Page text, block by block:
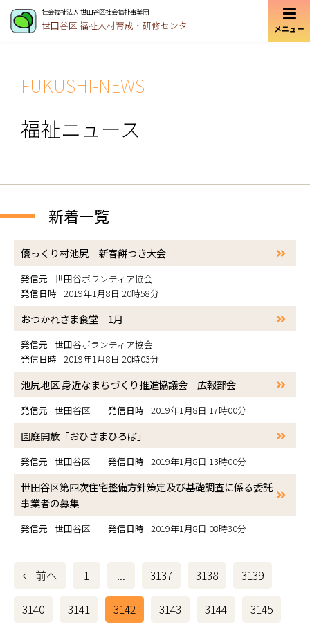
社会福祉法人 世田谷区社会福祉事業団
世田谷区 福祉人材育成・研修センター
FUKUSHI-NEWS
福祉ニュース
新着一覧
優っくり村池尻 新春餅つき大会
発信元 世田谷ボランティア協会
発信日時 2019年1月8日 20時58分
おつかれさま食堂 1月
発信元 世田谷ボランティア協会
発信日時 2019年1月8日 20時03分
池尻地区 身近なまちづくり推進協議会 広報部会
発信元 世田谷区 発信日時 2019年1月8日 17時00分
園庭開放「おひさまひろば」
発信元 世田谷区 発信日時 2019年1月8日 13時00分
世田谷区第四次住宅整備方針策定及び基礎調査に係る委託
事業者の募集
発信元 世田谷区 発信日時 2019年1月8日 08時30分
← 前へ 1 ... 3137 3138 3139
3140 3141 3142 3143 3144 3145
メニュー